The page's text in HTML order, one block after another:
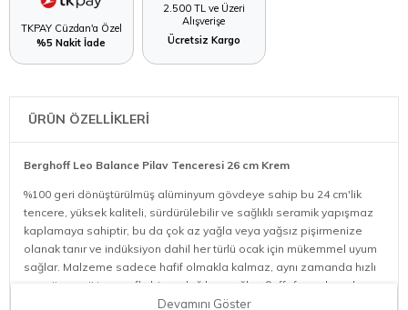
TKPAY Cüzdan'a Özel
%5 Nakit İade
2.500 TL ve Üzeri
Alışverişe
Ücretsiz Kargo
ÜRÜN ÖZELLİKLERİ
Berghoff Leo Balance Pilav Tenceresi 26 cm Krem
%100 geri dönüştürülmüş alüminyum gövdeye sahip bu 24 cm'lik
tencere, yüksek kaliteli, sürdürülebilir ve sağlıklı seramik yapışmaz
kaplamaya sahiptir, bu da çok az yağla veya yağsız pişirmenize
olanak tanır ve indüksiyon dahil her türlü ocak için mükemmel uyum
sağlar. Malzeme sadece hafif olmakla kalmaz, aynı zamanda hızlı
ve eşit, enerji tasarruflu bir ısı dağılımı sağlar. Şeffaf cam kapak,
yemeğinize göz kulak olmanızı sağlar ve kolay süzme için entegre
Devamını Göster